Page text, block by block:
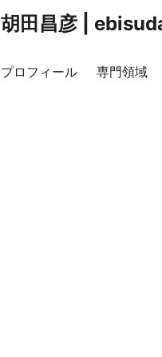
胡田昌彦 |
プロフィール 専門領域